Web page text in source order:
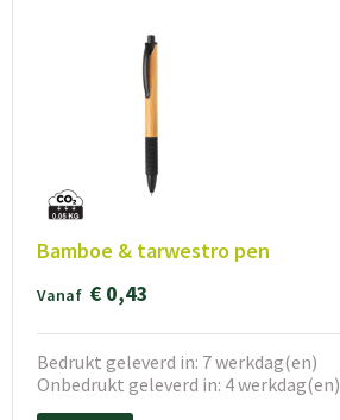
Bamboe & tarwestro pen
Vanaf € 0,43
Bedrukt geleverd in: 7 werkdag(en)
Onbedrukt geleverd in: 4 werkdag(en)